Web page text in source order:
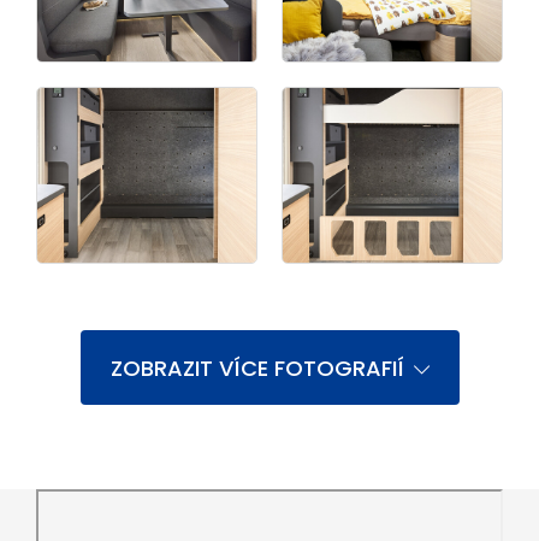
ZOBRAZIT VÍCE FOTOGRAFIÍ